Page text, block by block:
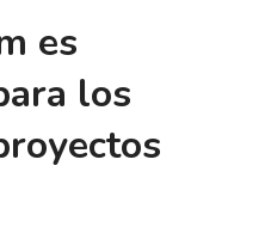
es
los